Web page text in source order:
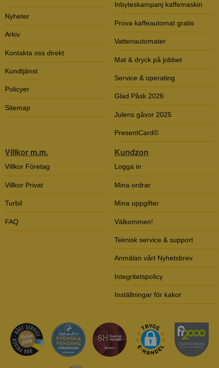
Nyheter
Arkiv
Kontakta oss direkt
Kundtjänst
Policyer
Sitemap
Inbyteskampanj kaffemaskin
Prova kaffeautomat gratis
Vattenautomater
Mat & dryck på jobbet
Service & operating
Glad Påsk 2026
Julens gåvor 2025
PresentCard©
Villkor m.m.
Villkor Företag
Villkor Privat
Turbil
FAQ
Kundzon
Logga in
Mina ordrar
Mina uppgifter
Välkommen!
Teknisk service & support
Anmälan vårt Nyhetsbrev
Integritetspolicy
Inställningar för kakor